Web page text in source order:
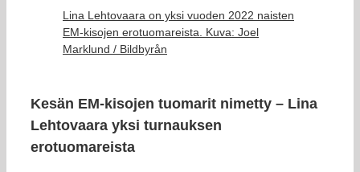
Lina Lehtovaara on yksi vuoden 2022 naisten
EM-kisojen erotuomareista. Kuva: Joel
Marklund / Bildbyrån
Kesän EM-kisojen tuomarit nimetty – Lina
Lehtovaara yksi turnauksen
erotuomareista